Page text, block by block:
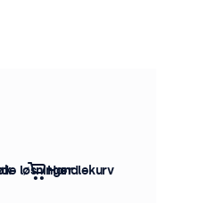
Bestselger
løsningerHandlekurv